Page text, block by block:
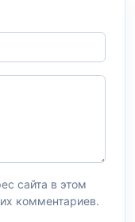
сайта в этом
комментариев.